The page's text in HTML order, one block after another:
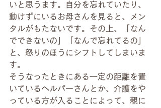
いと思うます。自分を忘れていたり、
動けずにいるお母さんを見ると、メン
タルがもたないです。その上、「なん
でできないの」「なんで忘れてるの」
と、怒りのほうにシフトしてしまいま
す。
そうなったときにある一定の距離を置
いているヘルパーさんとか、介護をや
っている方が入ることによって、親に